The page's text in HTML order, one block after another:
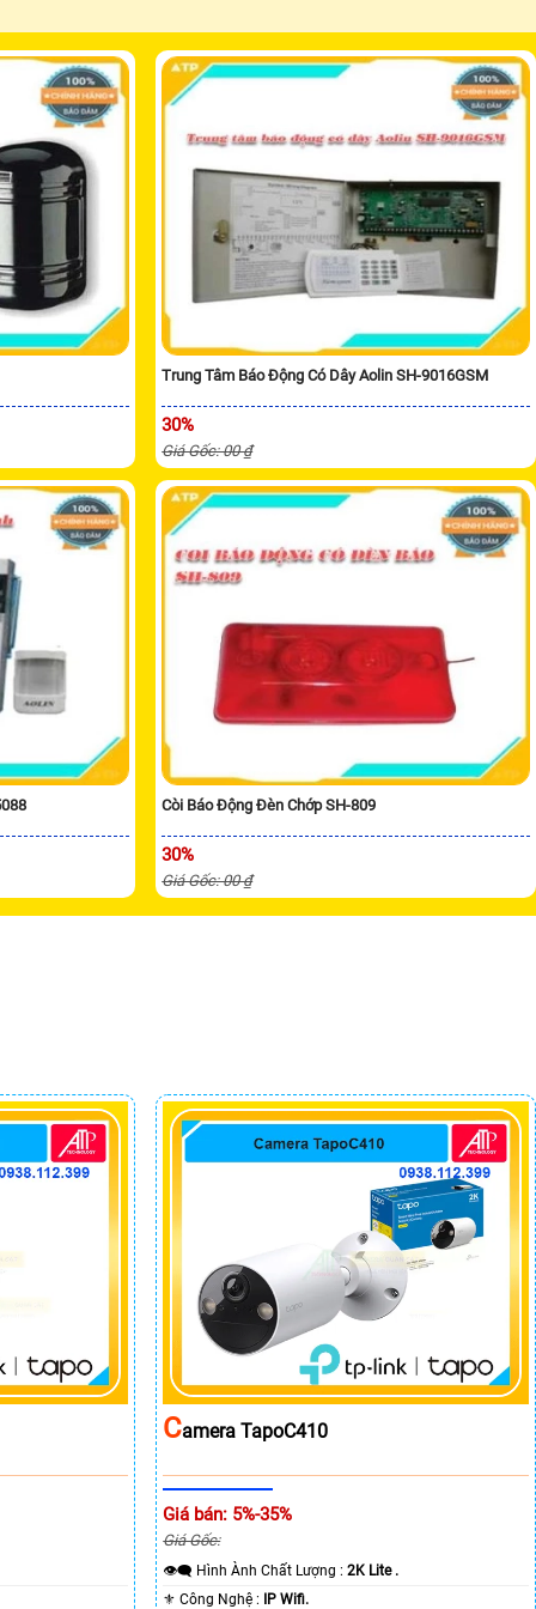
Trung Tâm Báo Động Có Dây Aolin SH-9016GSM
30%
Giá Gốc: 00 ₫
Còi Báo Động Đèn Chớp SH-809
30%
Giá Gốc: 00 ₫
CAmera TapoC410
Giá bán: 5%-35%
Giá Gốc:
👁️‍🗨 Hình Ành Chất Lượng :2K Lite .
⚜️ Công Nghệ :
IP Wifi.